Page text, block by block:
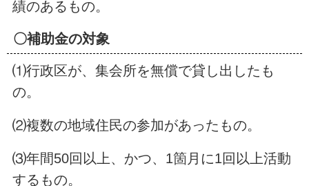
績のあるもの。
〇補助金の対象
⑴行政区が、集会所を無償で貸し出したも
の。
⑵複数の地域住民の参加があったもの。
⑶年間50回以上、かつ、1箇月に1回以上活動
するもの。